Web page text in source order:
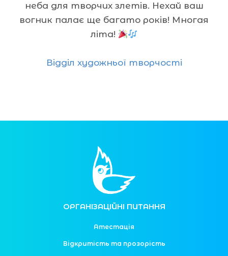
неба для творчих злетів. Нехай ваш
вогник палає ще багато років! Многая
літа!
Відділ художньої творчості
ОРГАНІЗАЦІЙНІ ПИТАННЯ
Атестація
Відкритість та прозорість